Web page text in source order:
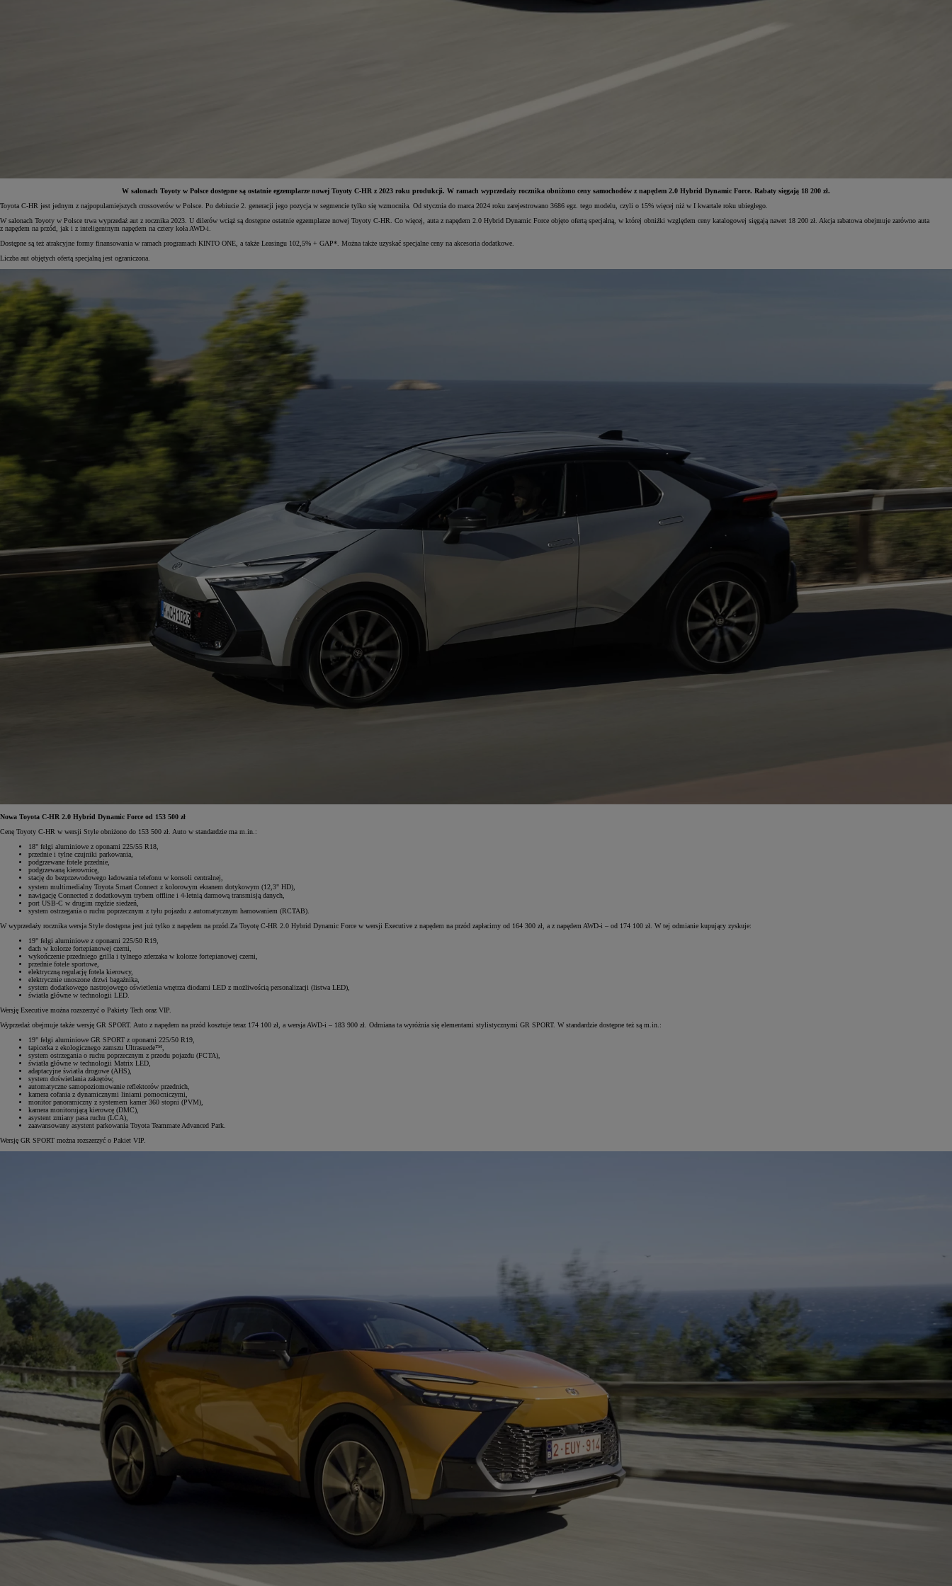
Od81 900 zł
Yaris Cross
HYBRID
Od 105 300 zł
Corolla Hatchback
HYBRID
W salonach Toyoty w Polsce dostępne są ostatnie egzemplarze nowej Toyoty C-HR z 2023 roku produkcji. W ramach wyprzedaży rocznika obniżono ceny samochodów z napędem 2.0 Hybrid Dynamic Force. Rabaty sięgają 18 200 zł.
Toyota C-HR jest jednym z najpopularniejszych crossoverów w Polsce. Po debiucie 2. generacji jego pozycja w segmencie tylko się wzmocniła. Od stycznia do marca 2024 roku zarejestrowano 3686 egz. tego modelu, czyli o 15% więcej niż w I kwartale roku ubiegłego.
W salonach Toyoty w Polsce trwa wyprzedaż aut z rocznika 2023. U dilerów wciąż są dostępne ostatnie egzemplarze nowej Toyoty C-HR. Co więcej, auta z napędem 2.0 Hybrid Dynamic Force objęto ofertą specjalną, w której obniżki względem ceny katalogowej sięgają nawet 18 200 zł. Akcja rabatowa obejmuje zarówno auta
z napędem na przód, jak i z inteligentnym napędem na cztery koła AWD-i.
Dostępne są też atrakcyjne formy finansowania w ramach programach KINTO ONE, a także Leasingu 102,5% + GAP*. Można także uzyskać specjalne ceny na akcesoria dodatkowe.
Liczba aut objętych ofertą specjalną jest ograniczona.
Nowa Toyota C-HR 2.0 Hybrid Dynamic Force od 153 500 zł
Cenę Toyoty C-HR w wersji Style obniżono do 153 500 zł. Auto w standardzie ma m.in.:
18" felgi aluminiowe z oponami 225/55 R18,
przednie i tylne czujniki parkowania,
podgrzewane fotele przednie,
podgrzewaną kierownicę,
stację do bezprzewodowego ładowania telefonu w konsoli centralnej,
system multimedialny Toyota Smart Connect z kolorowym ekranem dotykowym (12,3" HD),
nawigację Connected z dodatkowym trybem offline i 4-letnią darmową transmisją danych,
port USB-C w drugim rzędzie siedzeń,
system ostrzegania o ruchu poprzecznym z tyłu pojazdu z automatycznym hamowaniem (RCTAB).
W wyprzedaży rocznika wersja Style dostępna jest już tylko z napędem na przód.Za Toyotę C-HR 2.0 Hybrid Dynamic Force w wersji Executive z napędem na przód zapłacimy od 164 300 zł, a z napędem AWD-i – od 174 100 zł. W tej odmianie kupujący zyskuje:
19" felgi aluminiowe z oponami 225/50 R19,
dach w kolorze fortepianowej czerni,
wykończenie przedniego grilla i tylnego zderzaka w kolorze fortepianowej czerni,
przednie fotele sportowe,
elektryczną regulację fotela kierowcy,
elektrycznie unoszone drzwi bagażnika,
system dodatkowego nastrojowego oświetlenia wnętrza diodami LED z możliwością personalizacji (listwa LED),
światła główne w technologii LED.
Wersję Executive można rozszerzyć o Pakiety Tech oraz VIP.
Wyprzedaż obejmuje także wersję GR SPORT. Auto z napędem na przód kosztuje teraz 174 100 zł, a wersja AWD-i – 183 900 zł. Odmiana ta wyróżnia się elementami stylistycznymi GR SPORT. W standardzie dostępne też są m.in.:
19" felgi aluminiowe GR SPORT z oponami 225/50 R19,
tapicerka z ekologicznego zamszu Ultrasuede™,
system ostrzegania o ruchu poprzecznym z przodu pojazdu (FCTA),
światła główne w technologii Matrix LED,
adaptacyjne światła drogowe (AHS),
system doświetlania zakrętów,
automatyczne samopoziomowanie reflektorów przednich,
kamera cofania z dynamicznymi liniami pomocniczymi,
monitor panoramiczny z systemem kamer 360 stopni (PVM),
kamera monitorującą kierowcę (DMC),
asystent zmiany pasa ruchu (LCA),
zaawansowany asystent parkowania Toyota Teammate Advanced Park.
Wersję GR SPORT można rozszerzyć o Pakiet VIP.